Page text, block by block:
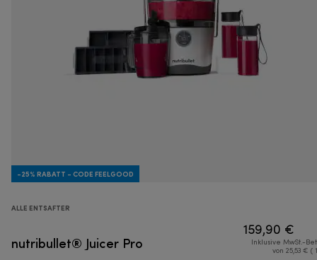
-25% RABATT - CODE FEELGOOD
ALLE ENTSAFTER
nutribullet® Juicer Pro
159,90 €
Inklusive MwSt.-
von 25,53 € (